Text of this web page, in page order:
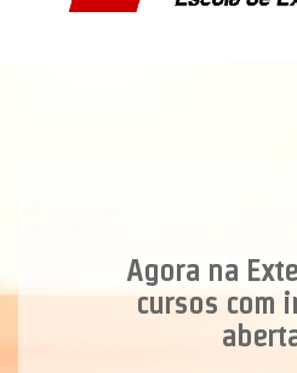
Agora na
cursos com
16 cursos com
para você